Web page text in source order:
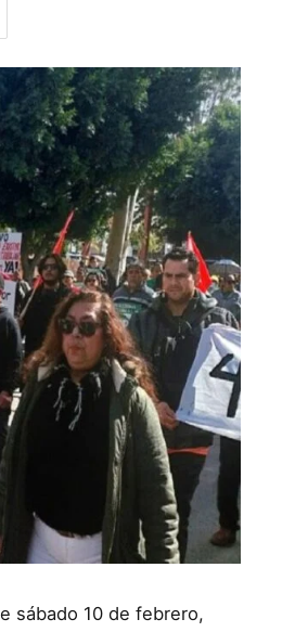
sábado 10 de febrero,